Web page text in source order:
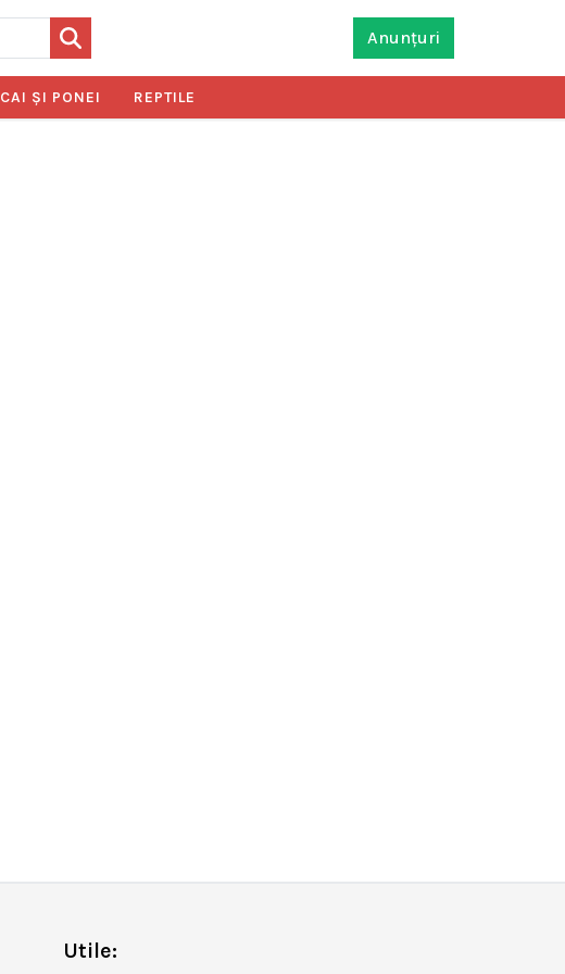
Anunțuri
CAI ŞI PONEI REPTILE
Utile: